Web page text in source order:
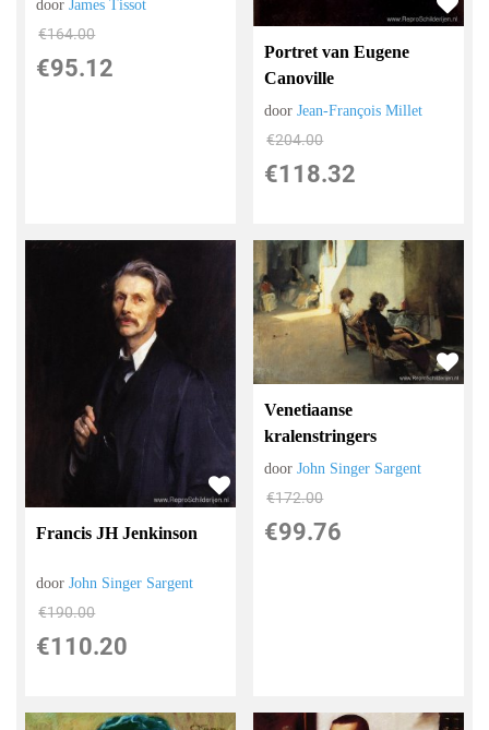
doorJames Tissot
€164.00
€95.12
Portret van Eugene
Canoville
doorJean-François Millet
€204.00
€118.32
Francis JH Jenkinson
doorJohn Singer Sargent
€190.00
€110.20
Venetiaanse
kralenstringers
doorJohn Singer Sargent
€172.00
€99.76